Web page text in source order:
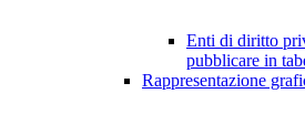
Enti di diritto
pubblicare in
Rappresentazione